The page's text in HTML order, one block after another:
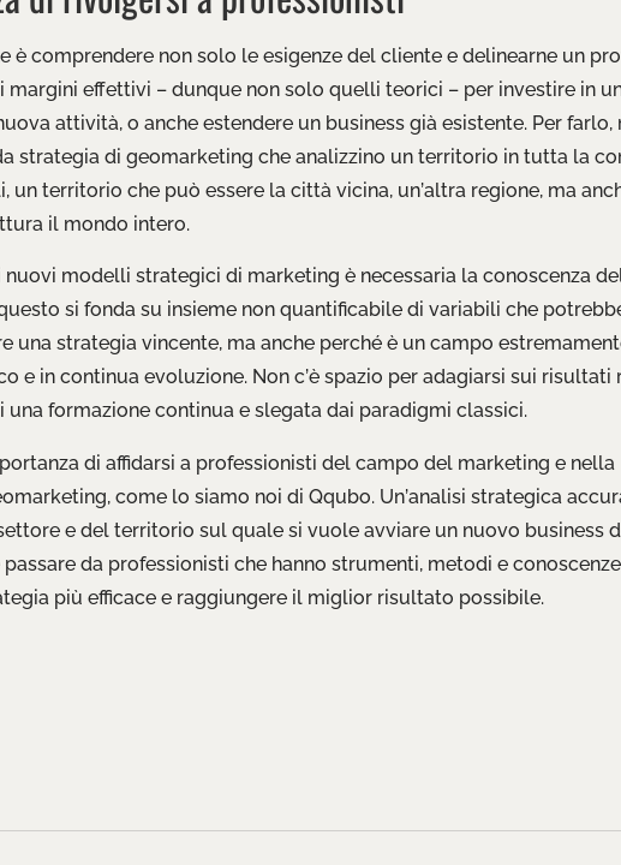
è comprendere non solo le esigenze del cliente e delinearne un
margini effettivi – dunque non solo quelli teorici – per investire in
attività, o anche estendere un business già esistente. Per farlo,
strategia di geomarketing che analizzino un territorio in tutta la
un territorio che può essere la città vicina, un’altra regione, ma
il mondo intero.
modelli strategici di marketing è necessaria la conoscenza
si fonda su insieme non quantificabile di variabili che
una strategia vincente, ma anche perché è un campo
e in continua evoluzione. Non c’è spazio per adagiarsi sui risultati
una formazione continua e slegata dai paradigmi classici.
di affidarsi a professionisti del campo del marketing e nella
come lo siamo noi di Qqubo. Un’analisi strategica
e del territorio sul quale si vuole avviare un nuovo business
da professionisti che hanno strumenti, metodi e
più efficace e raggiungere il miglior risultato possibile.